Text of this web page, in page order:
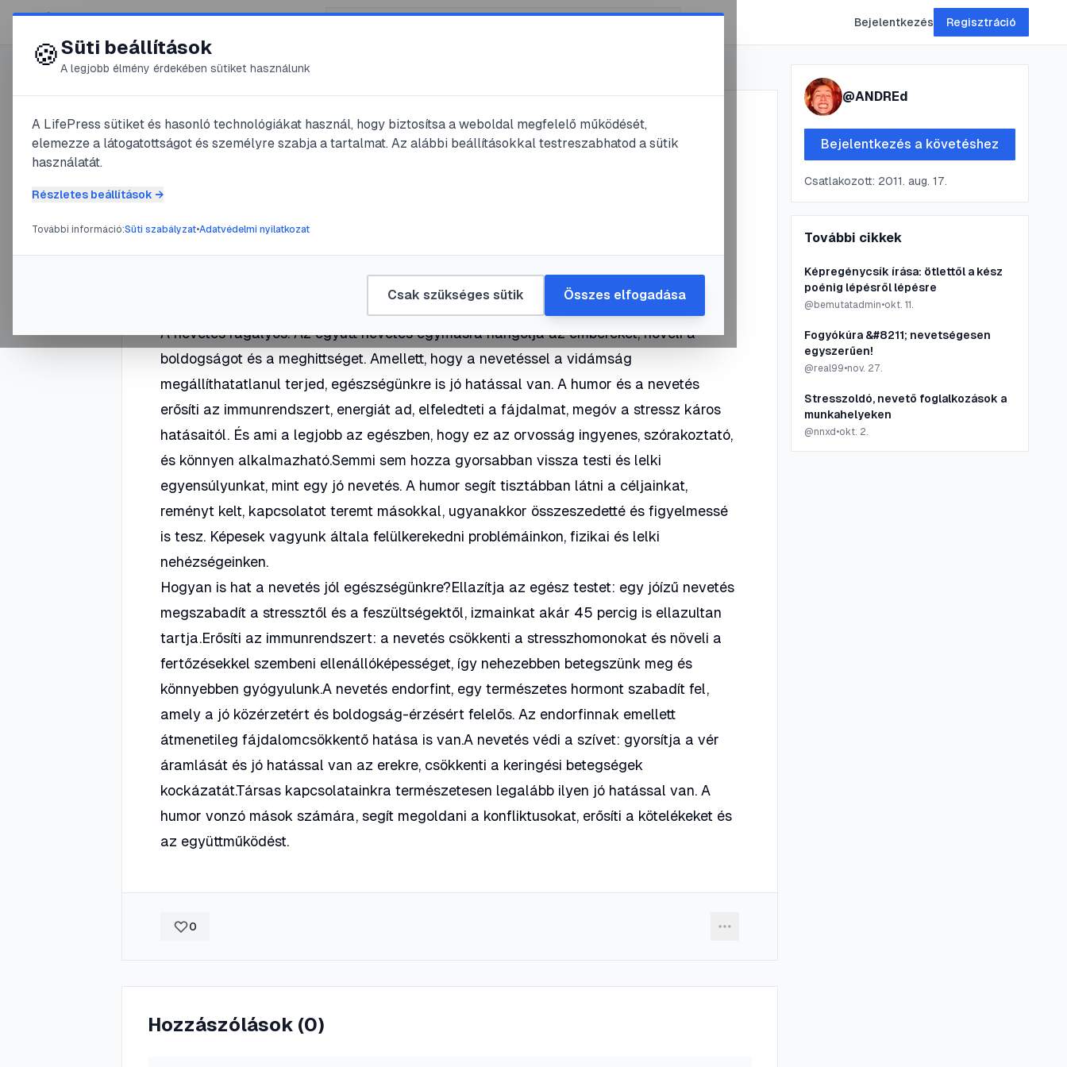
😍 LifePress Bejelentkezés Regisztráció
@ANDREd
A nevetés a legjobb orvosság
A nevetés ragályos. Az együtt nevetés egymásra hangolja az embereket, növeli a
boldogságot és a meghittséget. Amellett, hogy a nevetéssel a vidámság
megállíthatatlanul terjed, egészségünkre is jó hatással van. A humor és a nevetés
erősíti az immunrendszert, energiát ad, elfeledteti a fájdalmat, megóv a stressz káros
hatásaitól. És ami a legjobb az egészben, hogy ez az orvosság ingyenes, szórakoztató,
és könnyen alkalmazható.Semmi sem hozza gyorsabban vissza testi és lelki
egyensúlyunkat, mint egy jó nevetés. A humor segít tisztábban látni a céljainkat,
reményt kelt, kapcsolatot teremt másokkal, ugyanakkor összeszedetté és figyelmessé
is tesz. Képesek vagyunk általa felülkerekedni problémáinkon, fizikai és lelki
nehézségeinken.
Hogyan is hat a nevetés jól egészségünkre?Ellazítja az egész testet: egy jóízű nevetés
megszabadít a stressztől és a feszültségektől, izmainkat akár 45 percig is ellazultan
tartja.Erősíti az immunrendszert: a nevetés csökkenti a stresszhomonokat és növeli a
fertőzésekkel szembeni ellenállóképességet, így nehezebben betegszünk meg és
könnyebben gyógyulunk.A nevetés endorfint, egy természetes hormont szabadít fel,
amely a jó közérzetért és boldogság-érzésért felelős. Az endorfinnak emellett
átmenetileg fájdalomcsökkentő hatása is van.A nevetés védi a szívet: gyorsítja a vér
áramlását és jó hatással van az erekre, csökkenti a keringési betegségek
kockázatát.Társas kapcsolatainkra természetesen legalább ilyen jó hatással van. A
humor vonzó mások számára, segít megoldani a konfliktusokat, erősíti a kötelékeket és
az együttműködést.
0
Hozzászólások (0)
@ANDREd
Bejelentkezés a követéshez
Csatlakozott: 2011. aug. 17.
További cikkek
Képregénycsík írása: ötlettől a kész
poénig lépésről lépésre
@ bemutatadmin•okt. 11.
Fogyókúra &#8211; nevetségesen
egyszerűen!
@real99•nov. 27.
Stresszoldó, nevető foglalkozások a
munkahelyeken
@nnxd •okt. 2.
🍪Süti beállítások
A legjobb élmény érdekében sütiket használunk
A LifePress sütiket és hasonló technológiákat használ, hogy biztosítsa a weboldal megfelelő működését,
elemezze a látogatottságot és személyre szabja a tartalmat. Az alábbi beállításokkal testreszabhatod a sütik
használatát.
Részletes beállítások →
További információ:Süti szabályzat•Adatvédelmi nyilatkozat
Csak szükséges sütik Összes elfogadása